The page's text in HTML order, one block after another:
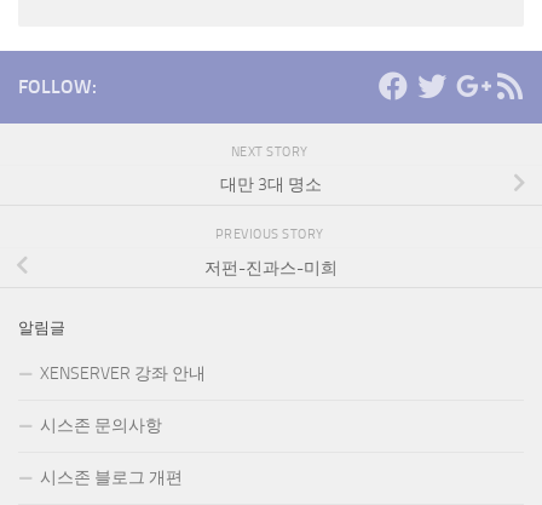
FOLLOW:
NEXT STORY
대만 3대 명소
PREVIOUS STORY
저펀-진과스-미희
알림글
XENSERVER 강좌 안내
시스존 문의사항
시스존 블로그 개편